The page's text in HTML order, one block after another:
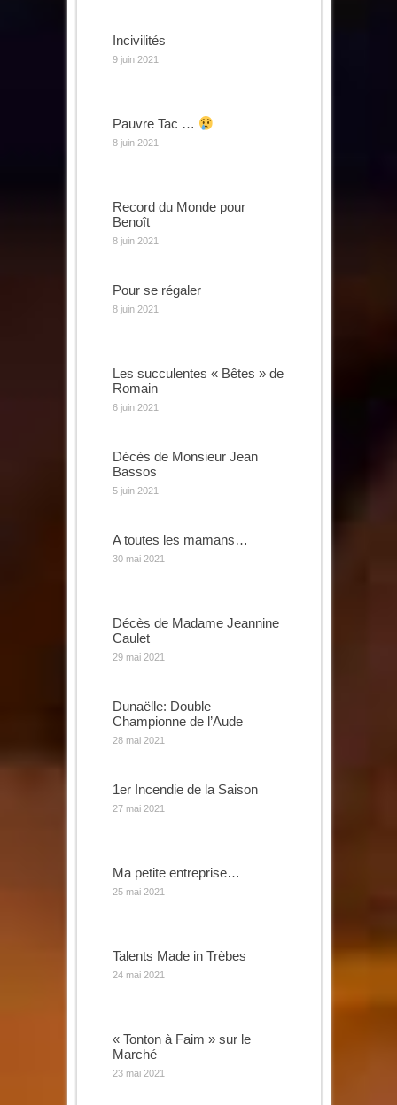
Incivilités
9 juin 2021
Pauvre Tac …
8 juin 2021
Record du Monde pour
Benoît
8 juin 2021
Pour se régaler
8 juin 2021
Les succulentes « Bêtes » de
Romain
6 juin 2021
Décès de Monsieur Jean
Bassos
5 juin 2021
A toutes les mamans…
30 mai 2021
Décès de Madame Jeannine
Caulet
29 mai 2021
Dunaëlle: Double
Championne de l’Aude
28 mai 2021
1er Incendie de la Saison
27 mai 2021
Ma petite entreprise…
25 mai 2021
Talents Made in Trèbes
24 mai 2021
« Tonton à Faim » sur le
Marché
23 mai 2021